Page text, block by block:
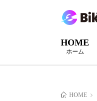
HOME
ホーム
HOME